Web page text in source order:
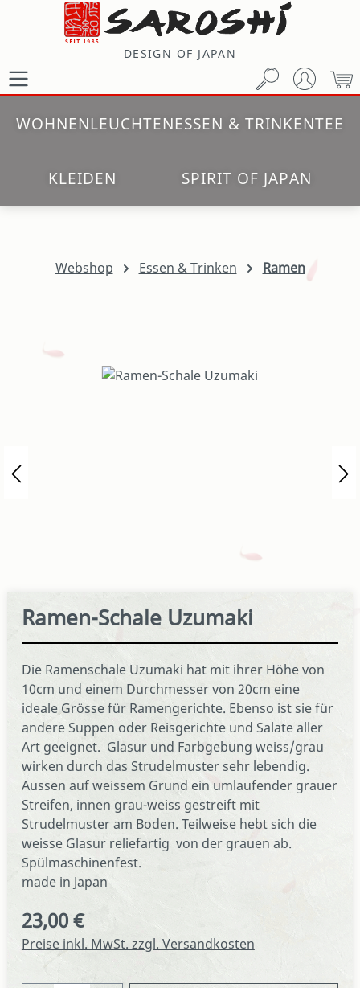
Zum Hauptinhalt springen
DESIGN OF JAPAN
WOHNENLEUCHTENESSEN & TRINKENTEE
KLEIDEN SPIRIT OF JAPAN
Webshop Essen & Trinken Ramen
Bildergalerie überspringen
Ramen-Schale Uzumaki
Die Ramenschale Uzumaki hat mit ihrer Höhe von
10cm und einem Durchmesser von 20cm eine
ideale Grösse für Ramengerichte. Ebenso ist sie für
andere Suppen oder Reisgerichte und Salate aller
Art geeignet. Glasur und Farbgebung weiss/grau
wirken durch das Strudelmuster sehr lebendig.
Aussen auf weissem Grund ein umlaufender grauer
Streifen, innen grau-weiss gestreift mit
Strudelmuster am Boden. Teilweise hebt sich die
weisse Glasur reliefartig von der grauen ab.
Spülmaschinenfest.
made in Japan
Regulärer Preis:
23,00 €
Preise inkl. MwSt. zzgl. Versandkosten